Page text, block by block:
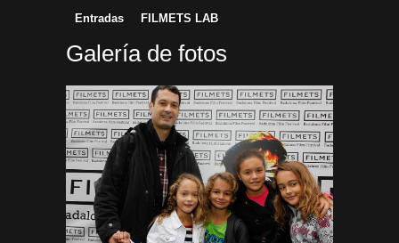
Entradas
FILMETS LAB
Galería de fotos